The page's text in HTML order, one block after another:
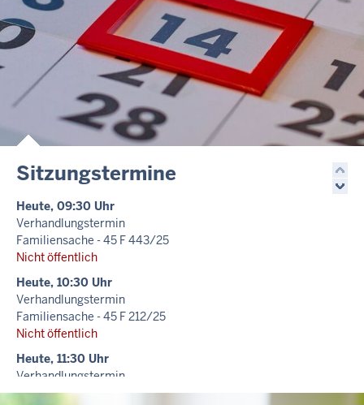
Sitzungstermine
Heute, 09:30 Uhr
Verhandlungstermin
Familiensache - 45 F 443/25
Nicht öffentlich
Heute, 10:30 Uhr
Verhandlungstermin
Familiensache - 45 F 212/25
Nicht öffentlich
Heute, 11:30 Uhr
Verhandlungstermin
Familiensache - 45 F 451/26